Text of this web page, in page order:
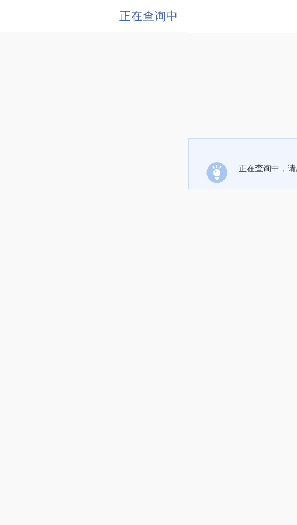
正在查询中
正在查询中，